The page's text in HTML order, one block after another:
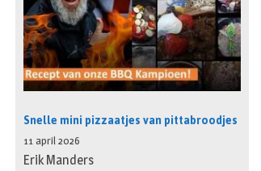
Snelle mini pizzaatjes van pittabroodjes
11 april 2026
Erik Manders